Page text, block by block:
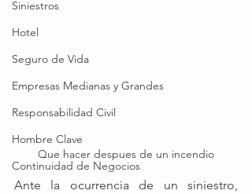
Siniestros
Hotel
Seguro de Vida
Empresas Medianas y Grandes
Responsabilidad Civil
Hombre Clave
Continuidad de Negocios
Que hacer despues de un incendio
Ante la ocurrencia de un siniestro,